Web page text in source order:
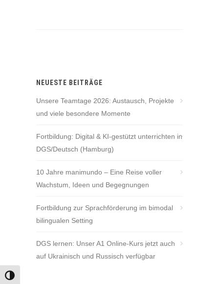
UMSCHALTEN AUF HOHE KONTRASTE
NEUESTE BEITRÄGE
Unsere Teamtage 2026: Austausch, Projekte
und viele besondere Momente
Fortbildung: Digital & KI-gestützt unterrichten in
DGS/Deutsch (Hamburg)
10 Jahre manimundo – Eine Reise voller
Wachstum, Ideen und Begegnungen
Fortbildung zur Sprachförderung im bimodal
bilingualen Setting
DGS lernen: Unser A1 Online-Kurs jetzt auch
auf Ukrainisch und Russisch verfügbar